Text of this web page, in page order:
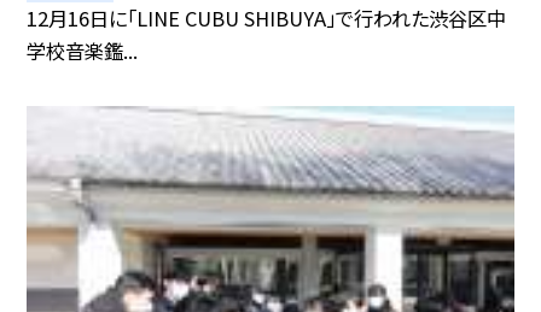
12月16日に「LINE CUBU SHIBUYA」で行われた渋谷区中
学校音楽鑑...